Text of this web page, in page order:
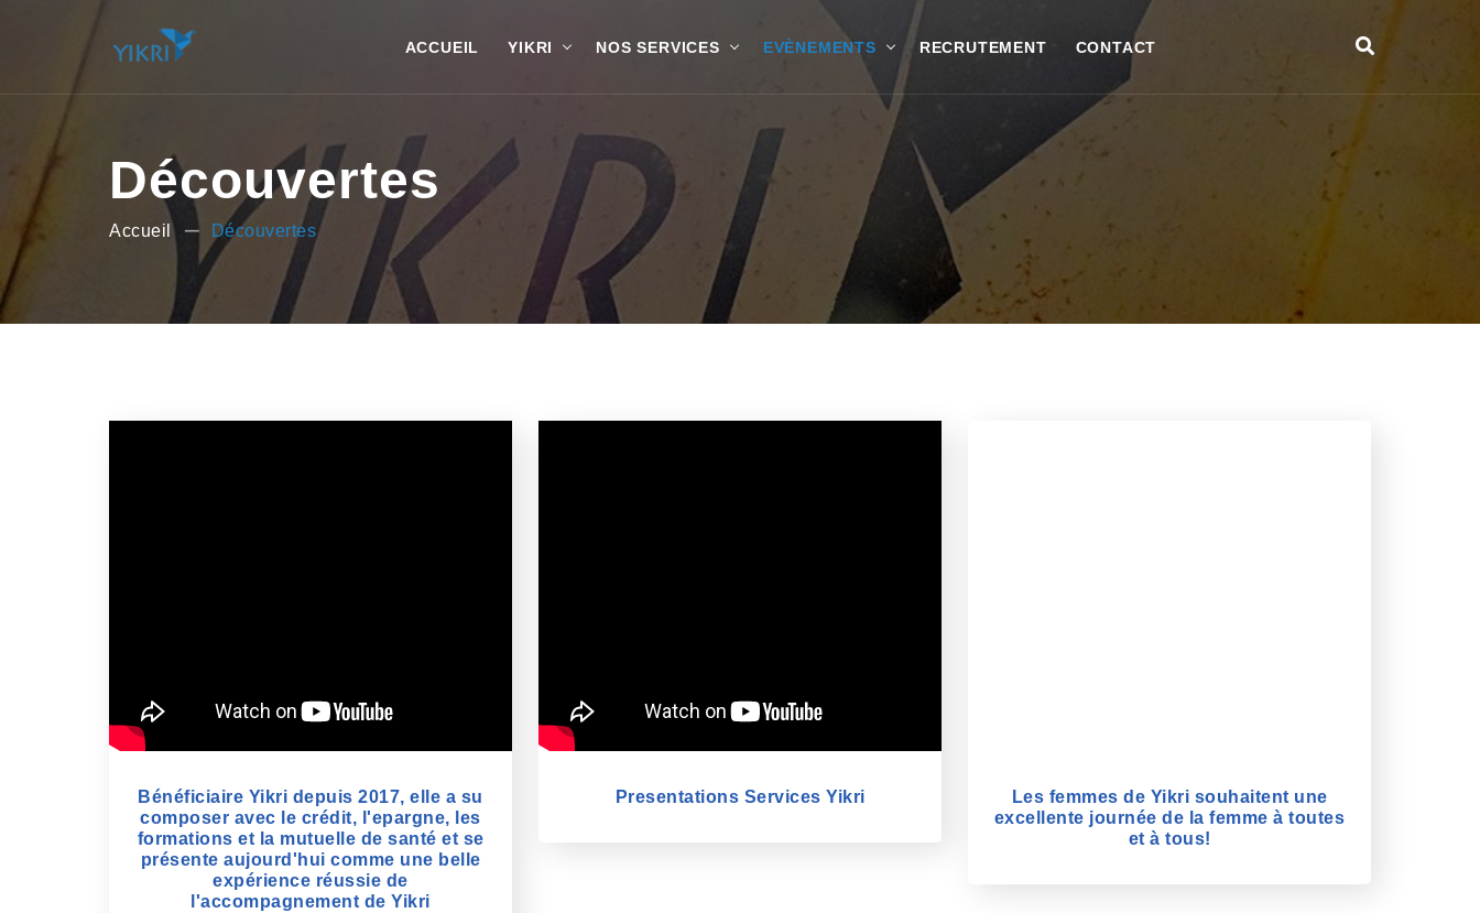
ACCUEIL YIKRI NOS SERVICES EVÈNEMENTS RECRUTEMENT CONTACT
Découvertes
Accueil Découvertes
Bénéficiaire Yikri depuis 2017, elle a su
composer avec le crédit, l'epargne, les
formations et la mutuelle de santé et se
présente aujourd'hui comme une belle
expérience réussie de
l'accompagnement de Yikri
Presentations Services Yikri
Les femmes de Yikri souhaitent une
excellente journée de la femme à toutes
et à tous!